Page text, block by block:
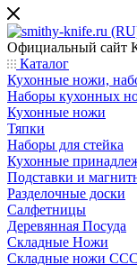
Официальный сайт
Каталог
Кухонные ножи,
Наборы кухонных
Кухонные ножи
Тяпки
Наборы для стейка
Кухонные
Подставки и
Разделочные доски
Салфетницы
Деревянная Посуда
Складные Ножи
Cкладные ножи